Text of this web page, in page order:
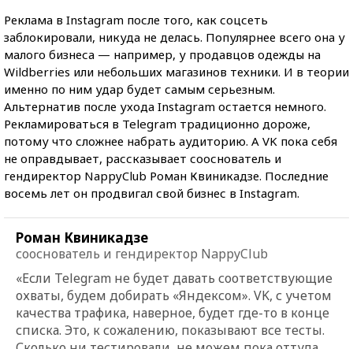
Реклама в Instagram после того, как соцсеть
заблокировали, никуда не делась. Популярнее всего она у
малого бизнеса — например, у продавцов одежды на
Wildberries или небольших магазинов техники. И в теории
именно по ним удар будет самым серьезным.
Альтернатив после ухода Instagram остается немного.
Рекламироваться в Telegram традиционно дороже,
потому что сложнее набрать аудиторию. А VK пока себя
не оправдывает, рассказывает сооснователь и
гендиректор NappyClub Роман Квиникадзе. Последние
восемь лет он продвигал свой бизнес в Instagram.
Роман Квиникадзе
сооснователь и гендиректор NappyClub
«Если Telegram не будет давать соответствующие
охваты, будем добирать «Яндексом». VK, с учетом
качества трафика, наверное, будет где-то в конце
списка. Это, к сожалению, показывают все тесты.